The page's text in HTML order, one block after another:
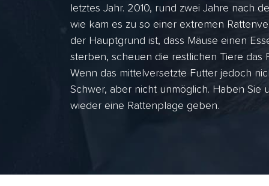
letztes Jahr. 2010, rund zwei Jahre nach
wie kam es zu so einer extremen
der Hauptgrund ist, dass Mäuse einen
sterben, scheuen die restlichen Tiere das
Wenn das mittelversetzte Futter jedoch
Schwer, aber nicht unmöglich. Haben Sie
wieder eine Rattenplage geben.